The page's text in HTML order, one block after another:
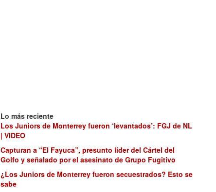
Lo más reciente
Los Juniors de Monterrey fueron ‘levantados’: FGJ de NL
| VIDEO
Capturan a “El Fayuca”, presunto líder del Cártel del
Golfo y señalado por el asesinato de Grupo Fugitivo
¿Los Juniors de Monterrey fueron secuestrados? Esto se
sabe